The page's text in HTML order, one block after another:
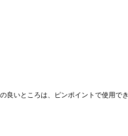
良いところは、ピンポイントで使用でき